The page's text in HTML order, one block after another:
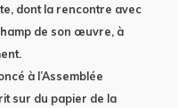
dont la rencontre avec
de son œuvre, à
à l’Assemblée
sur du papier de la